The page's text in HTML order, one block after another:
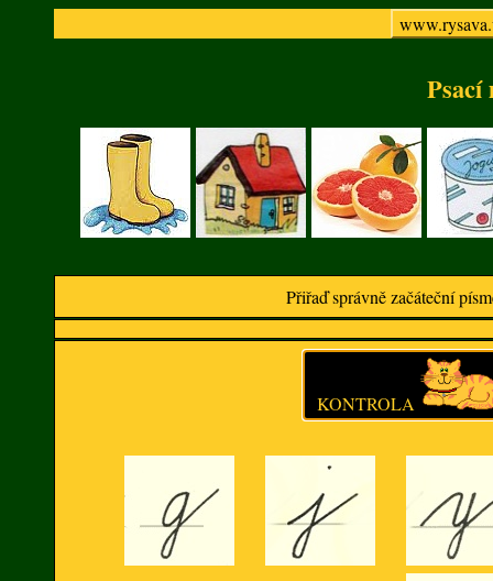
Psací
Přiřaď správně začáteční
KONTROLA